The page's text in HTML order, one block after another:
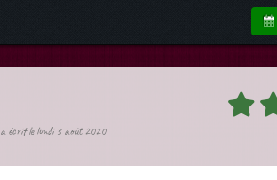
a écrit le lundi 3 août 2020